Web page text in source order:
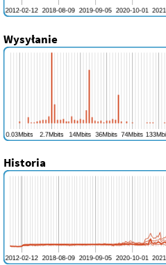
Wysyłanie
Historia